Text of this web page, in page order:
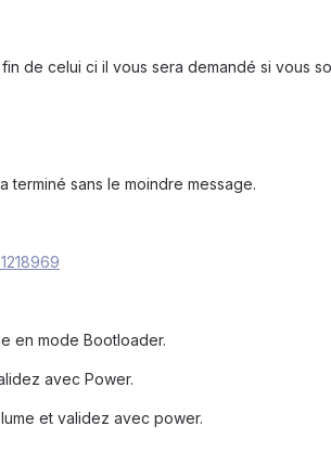
de celui ci il vous sera demandé si vous
sans le moindre message.
en mode Bootloader.
avec Power.
et validez avec power.